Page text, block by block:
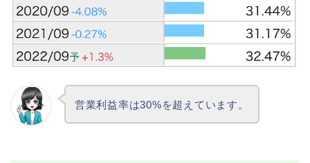
営業利益率は30%を超えています。